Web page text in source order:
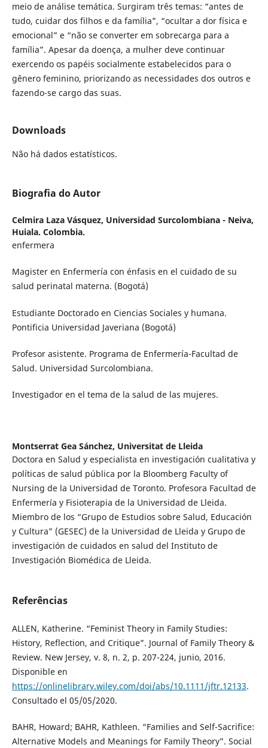
meio de análise temática. Surgiram três temas: “antes de
tudo, cuidar dos filhos e da família”, “ocultar a dor física e
emocional” e “não se converter em sobrecarga para a
família”. Apesar da doença, a mulher deve continuar
exercendo os papéis socialmente estabelecidos para o
gênero feminino, priorizando as necessidades dos outros e
fazendo-se cargo das suas.
Downloads
Não há dados estatísticos.
Biografia do Autor
Celmira Laza Vásquez, Universidad Surcolombiana - Neiva,
Huiala. Colombia.
enfermera
Magister en Enfermería con énfasis en el cuidado de su
salud perinatal materna. (Bogotá)
Estudiante Doctorado en Ciencias Sociales y humana.
Pontificia Universidad Javeriana (Bogotá)
Profesor asistente. Programa de Enfermería-Facultad de
Salud. Universidad Surcolombiana.
Investigador en el tema de la salud de las mujeres.
Montserrat Gea Sánchez, Universitat de Lleida
Doctora en Salud y especialista en investigación cualitativa y
políticas de salud pública por la Bloomberg Faculty of
Nursing de la Universidad de Toronto. Profesora Facultad de
Enfermería y Fisioterapia de la Universidad de Lleida.
Miembro de los “Grupo de Estudios sobre Salud, Educación
y Cultura” (GESEC) de la Universidad de Lleida y Grupo de
investigación de cuidados en salud del Instituto de
Investigación Biomédica de Lleida.
Referências
ALLEN, Katherine. “Feminist Theory in Family Studies:
History, Reflection, and Critique”. Journal of Family Theory &
Review. New Jersey, v. 8, n. 2, p. 207-224, junio, 2016.
Disponible en
https://onlinelibrary.wiley.com/doi/abs/10.1111/jftr.12133.
Consultado el 05/05/2020.
BAHR, Howard; BAHR, Kathleen. “Families and Self-Sacrifice:
Alternative Models and Meanings for Family Theory”. Social